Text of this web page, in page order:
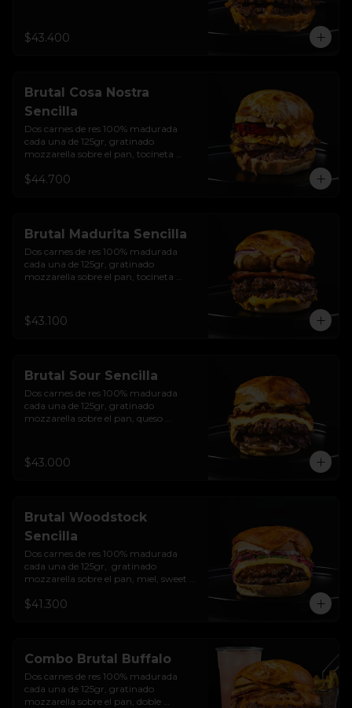
caramelizada, Salsa Buffalo levemente
picante y pan brioche sellado.
$43.400
Brutal Cosa Nostra
Sencilla
Dos carnes de res 100% madurada
cada una de 125gr, gratinado
mozzarella sobre el pan, tocineta
queso cheddar, cebolla crocante,
$44.700
Brutal Madurita Sencilla
Dos carnes de res 100% madurada
cada una de 125gr, gratinado
mozzarella sobre el pan, tocineta
panko, encurtido de cebolla morada,
sour cream de sriracha levemente
$43.100
Brutal Sour Sencilla
Dos carnes de res 100% madurada
cada una de 125gr, gratinado
mozzarella sobre el pan, queso
sriracha, salsa rosada de pepinillos y
pan brioche sellado.
$43.000
Brutal Woodstock
Sencilla
Dos carnes de res 100% madurada
cada una de 125gr,  gratinado
mozzarella sobre el pan, miel, sweet
cebolla crocante, encurtido de cebolla,
$41.300
Combo Brutal Buffalo
Dos carnes de res 100% madurada
cada una de 125gr, gratinado
mozzarella sobre el pan, doble